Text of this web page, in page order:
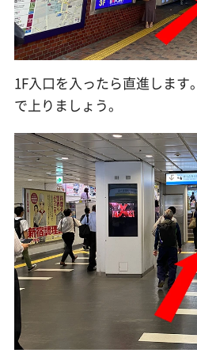
1F入口を入ったら直進しま
で上りましょう。